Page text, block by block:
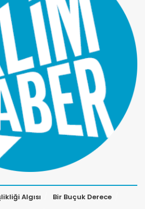
Algısı
Bir Buçuk Derece